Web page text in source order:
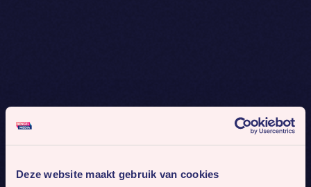
Deze website maakt gebruik van cookies